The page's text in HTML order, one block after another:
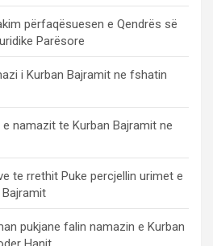
përfaqësuesen e Qendrës së
Parësore
i Kurban Bajramit ne fshatin
namazit te Kurban Bajramit ne
te rrethit Puke percjellin urimet e
pukjane falin namazin e Kurban